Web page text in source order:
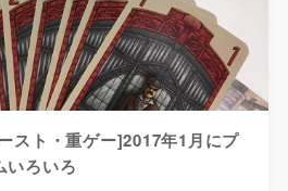
スト・重ゲー]2017年1月にプ
いろいろ